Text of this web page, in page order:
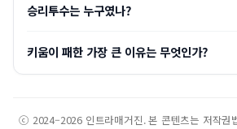
승리투수는 누구였나?
키움이 패한 가장 큰 이유는 무엇인가?
ⓒ 2024–2026 인트라매거진. 본 콘텐츠는 저작권